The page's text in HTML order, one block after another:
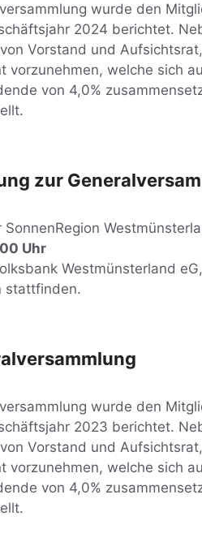
wurde den
2024 berichtet.
Vorstand und
vorzunehmen, welche sich
von 4,0%
zur
Uhr
Westmünsterland eG,
stattfinden.
wurde den
2023 berichtet.
Vorstand und
vorzunehmen, welche sich
von 4,0%